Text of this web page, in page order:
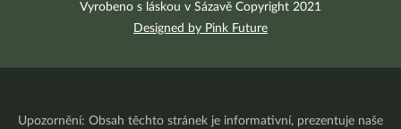
Vyrobeno s láskou v Sázavě Copyright 2021
Designed by Pink Future
Upozornění: Obsah těchto stránek je informativní, prezentuje naše